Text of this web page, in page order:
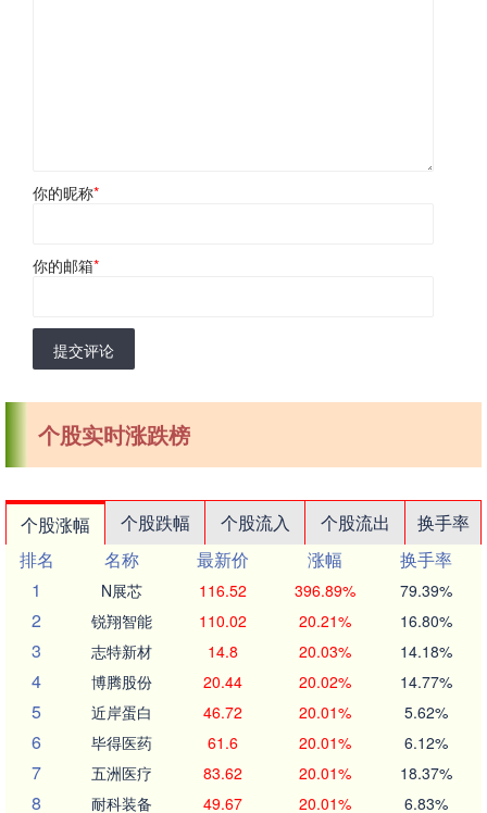
你的昵称*
你的邮箱*
提交评论
个股实时涨跌榜
个股涨幅 个股跌幅 个股流入 个股流出
换手率
排名
名称 最新价 涨幅
换手率
1
N展芯 116.52 396.89% 79.39%
2 锐翔智能 110.02 20.21% 16.80%
3 志特新材 14.8 20.03% 14.18%
4 博腾股份 20.44 20.02% 14.77%
5 近岸蛋白 46.72 20.01% 5.62%
6 毕得医药 61.6 20.01% 6.12%
7 五洲医疗 83.62 20.01% 18.37%
8 耐科装备 49.67 20.01% 6.83%